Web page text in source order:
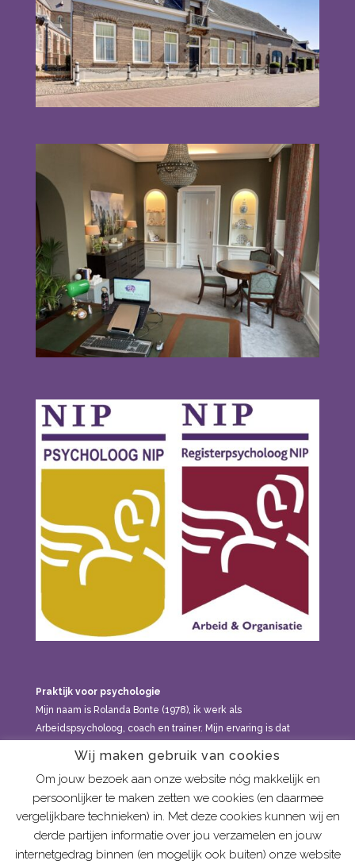
Praktijk voor psychologie
Mijn naam is Rolanda Bonte (1978), ik werk als
Arbeidspsycholoog, coach en trainer. Mijn ervaring is dat
brengen zijn, maar dat alles met elkaar in verband staat: in
welke gezin je geboren bent, de relaties die je hebt, de
dingen die je meemaakt, de levensfase waarin je zit, hoe
sensitief je bent, etc. Je kan bij mij terecht voor
psychologische hulp aan volwassenen vanaf 21 jaar.
Wij maken gebruik van cookies
Om jouw bezoek aan onze website nóg makkelijk en
persoonlijker te maken zetten we cookies (en daarmee
vergelijkbare technieken) in. Met deze cookies kunnen wij en
derde partijen informatie over jou verzamelen en jouw
internetgedrag binnen (en mogelijk ook buiten) onze website